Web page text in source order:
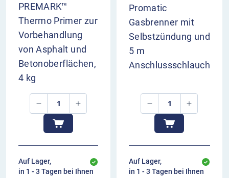
PREMARK™
Thermo Primer zur
Vorbehandlung
von Asphalt und
Betonoberflächen,
4 kg
Auf Lager,
in 1 - 3 Tagen bei Ihnen
Promatic
Gasbrenner mit
Selbstzündung und
5 m
Anschlussschlauch
Auf Lager,
in 1 - 3 Tagen bei Ihnen